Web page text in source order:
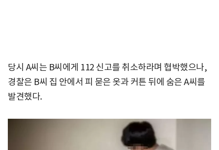
당시 A씨는 B씨에게 112 신고를 취소하라며 협박했으나,
경찰은 B씨 집 안에서 피 묻은 옷과 커튼 뒤에 숨은 A씨를
발견했다.